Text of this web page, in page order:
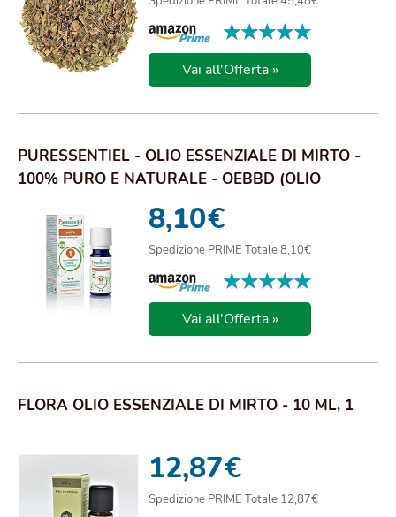
★★★★★
★★★★★
Vai all'Offerta »
PURESSENTIEL - OLIO ESSENZIALE DI MIRTO -
100% PURO E NATURALE - OEBBD (OLIO
8,10€
Spedizione PRIME Totale 8,10€
★★★★★
★★★★★
Vai all'Offerta »
FLORA OLIO ESSENZIALE DI MIRTO - 10 ML, 1
12,87€
Spedizione PRIME Totale 12,87€